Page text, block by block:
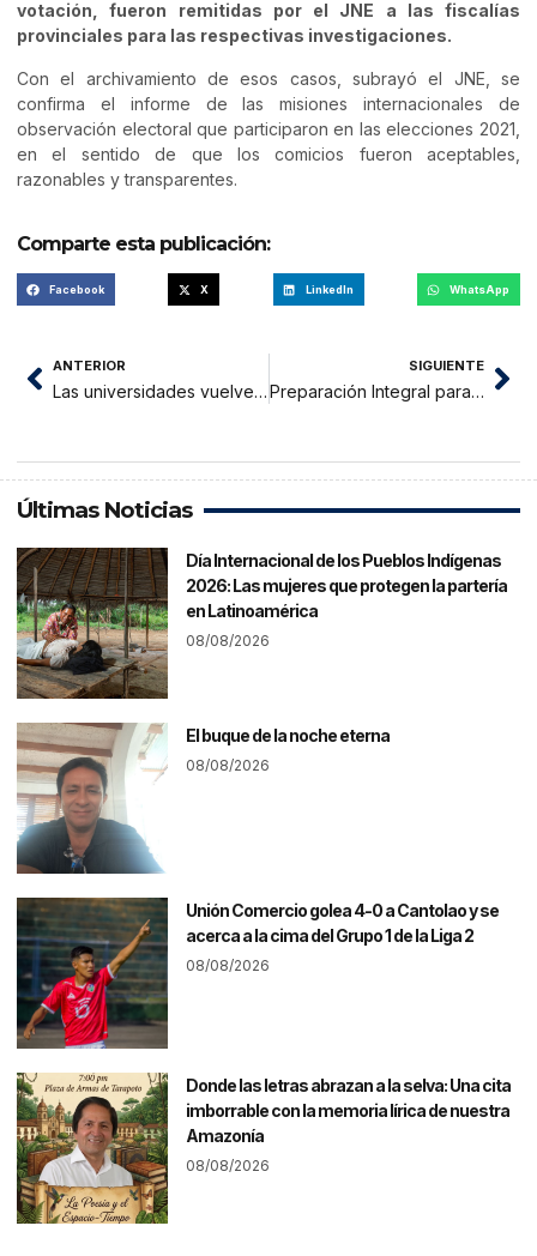
votación, fueron remitidas por el JNE a las fiscalías
provinciales para las respectivas investigaciones.
Con el archivamiento de esos casos, subrayó el JNE, se
confirma el informe de las misiones internacionales de
observación electoral que participaron en las elecciones 2021,
en el sentido de que los comicios fueron aceptables,
razonables y transparentes.
Comparte esta publicación:
Facebook X LinkedIn WhatsApp
ANTERIOR
Las universidades vuelven a clases presenciales desde el semestre 2022-II
SIGUIENTE
Preparación Integral para el Parto. Actividad física acuática.
Últimas Noticias
Día Internacional de los Pueblos Indígenas
2026: Las mujeres que protegen la partería
en Latinoamérica
08/08/2026
El buque de la noche eterna
08/08/2026
Unión Comercio golea 4-0 a Cantolao y se
acerca a la cima del Grupo 1 de la Liga 2
08/08/2026
Donde las letras abrazan a la selva: Una cita
imborrable con la memoria lírica de nuestra
Amazonía
08/08/2026